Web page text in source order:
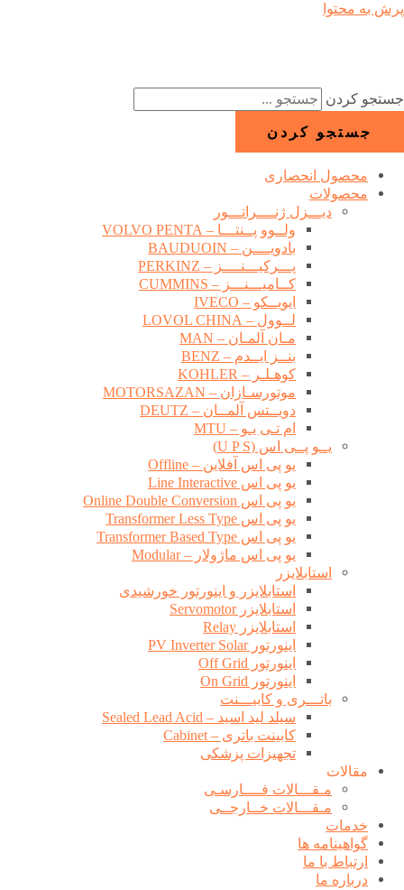
پرش به محتوا
جستجو کردن
جستجو کردن
محصول انحصاری
محصولات
دیـــزل ژنــــراتـــور
ولــوو پــنتـــا – VOLVO PENTA
بادویــــن – BAUDUOIN
پـــرکیـــنــــز – PERKINZ
کــامیـــنـــز – CUMMINS
ایویــکو – IVECO
لــوول – LOVOL CHINA
مـان آلمـان – MAN
بنــز ایــدم – BENZ
کوهـلـر – KOHLER
موتورسـازان – MOTORSAZAN
دویــتس آلمــان – DEUTZ
ام تـی یـو – MTU
یــو پــی اس (U P S)
یو پی اس آفلاین – Offline
یو پی اس Line Interactive
یو پی اس Online Double Conversion
یو پی اس Transformer Less Type
یو پی اس Transformer Based Type
یو پی اس ماژولار – Modular
استابلایزر
استابلایزر و اینورتور خورشیدی
استابلایزر Servomotor
استابلایزر Relay
اینورتور PV Inverter Solar
اینورتور Off Grid
اینورتور On Grid
باتـــری و کابیـــنت
سیلد لید اسید – Sealed Lead Acid
کابینت باتری – Cabinet
تجهیزات پزشکی
مقالات
مـقـــالات فــــارسـی
مـقـــالات خــارجــی
خدمات
گواهینامه ها
ارتباط با ما
درباره ما